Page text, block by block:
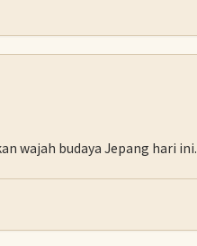
wajah budaya Jepang hari ini.